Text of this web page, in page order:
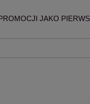
JAKO